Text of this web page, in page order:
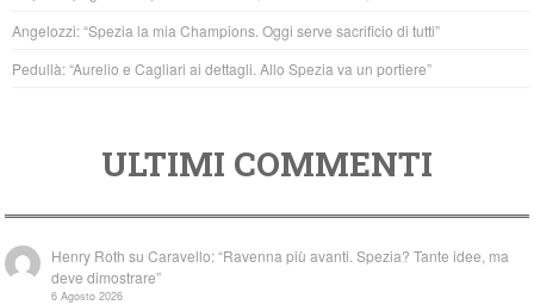
k
Angelozzi: “Spezia la mia Champions. Oggi serve sacrificio di tutti”
Pedullà: “Aurelio e Cagliari ai dettagli. Allo Spezia va un portiere”
ULTIMI COMMENTI
Henry Roth suCaravello: “Ravenna più avanti. Spezia? Tante idee, ma
deve dimostrare”
6 Agosto 2026